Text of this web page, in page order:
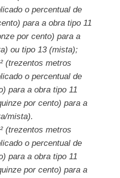
o percentual de
para a obra tipo 11
por cento) para a
ou tipo 13 (mista);
(trezentos metros
o percentual de
para a obra tipo 11
por cento) para a
mista).
(trezentos metros
o percentual de
para a obra tipo 11
por cento) para a